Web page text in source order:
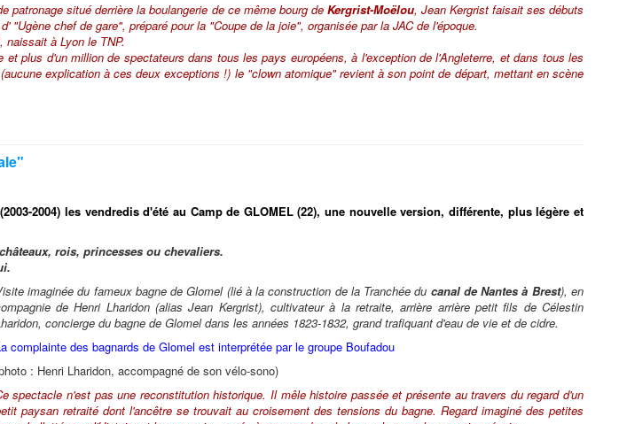
patronage situé derrière la boulangerie de ce même bourg de Kergrist-Moëlou, Jean Kergrist faisait ses débuts
"Ugène chef de gare", préparé pour la "Coupe de la joie", organisée par la JAC de l'époque.
à Lyon le TNP.
et plus d'un million de spectateurs dans tous les pays européens, à l'exception de l'Angleterre, et dans tous les
explication à ces deux exceptions !) le "clown atomique" revient à son point de départ, mettant en scène
2004) les vendredis d'été au Camp de GLOMEL (22), une nouvelle version, différente, plus légère et
rois, princesses ou chevaliers.
imaginée du fameux bagne de Glomel (lié à la construction de la Tranchée du canal de Nantes à Brest), en
de Henri Lharidon (alias Jean Kergrist), cultivateur à la retraite, arrière arrière petit fils de Célestin
concierge du bagne de Glomel dans les années 1823-1832, grand trafiquant d'eau de vie et de cidre.
complainte des bagnards de Glomel est interprétée par le groupe Boufadou
: Henri Lharidon, accompagné de son vélo-sono)
spectacle n'est pas une reconstitution historique. Il mêle histoire passée et présente au travers du regard d'un
paysan retraité dont l'ancêtre se trouvait au croisement des tensions du bagne. Regard imaginé des petites